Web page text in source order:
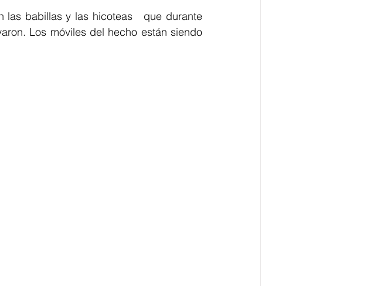
las babillas y las hicoteas   que durante
Los móviles del hecho están siendo